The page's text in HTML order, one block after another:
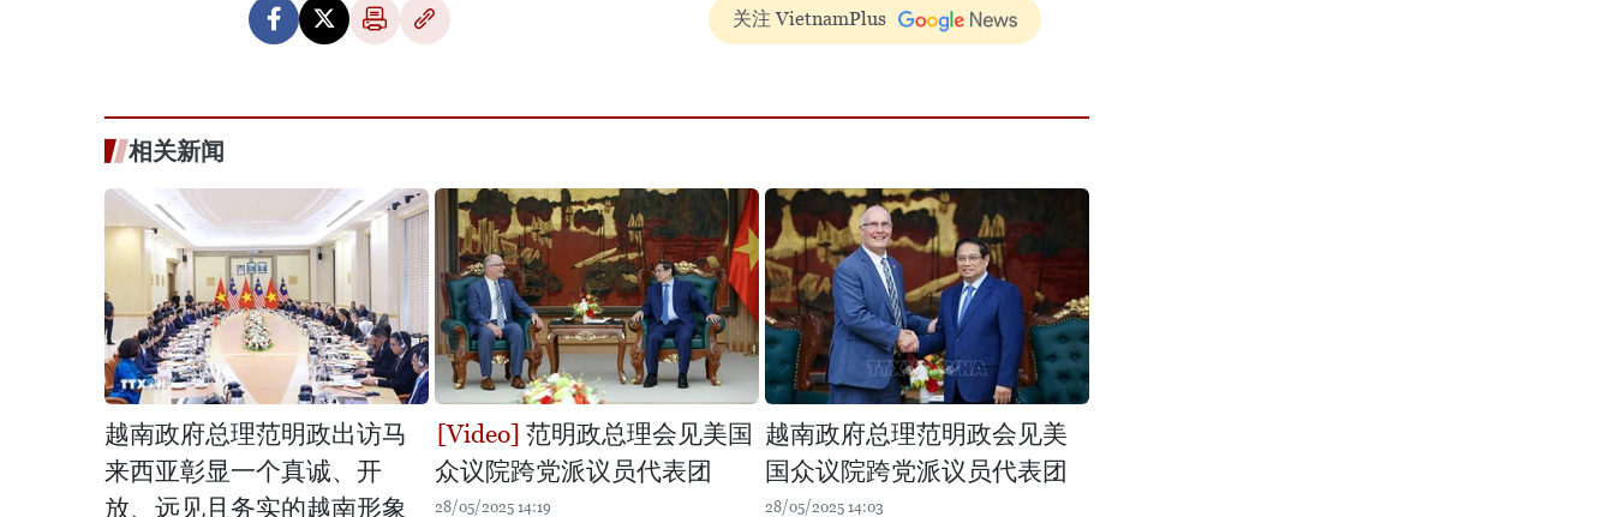
关注 VietnamPlus
相关新闻
越南政府总理范明政出访马
来西亚彰显一个真诚、开
放、远见且务实的越南形象
范明政总理会见美国
众议院跨党派议员代表团
28/05/2025 14:19
越南政府总理范明政会见美
国众议院跨党派议员代表团
28/05/2025 14:03